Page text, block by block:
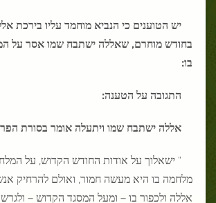
יש הטוענים כי הנביא מוחמד עליו בירכת
בחודש מוחרם, שאללה ישתבח שמו אסר על
בו:
התגובה על הטענה:
אללה ישתבח שמו ויתעלה אומר בסורת
" ישאלוך על אודות החודש הקדוש, על
מלחמה בו היא מעשה חמור, ואולם להרחיק
אללה ולכפור בו – ומעל המסגד הקדוש – ולגרש